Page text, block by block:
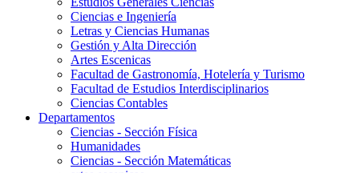
Ciencias e Ingeniería
Letras y Ciencias Humanas
Gestión y Alta Dirección
Artes Escenicas
Facultad de Gastronomía, Hotelería y Turismo
Facultad de Estudios Interdisciplinarios
Ciencias Contables
Departamentos
Ciencias - Sección Física
Humanidades
Ciencias - Sección Matemáticas